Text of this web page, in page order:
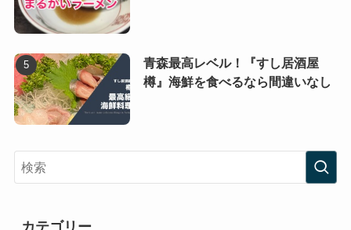
青森最高レベル！『すし居酒屋
樽』海鮮を食べるなら間違いなし
カテゴリー